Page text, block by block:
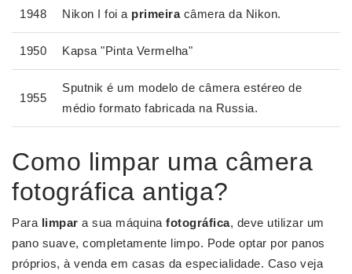
1948 Nikon I foi a primeiracâmera da Nikon.
1950 Kapsa "Pinta Vermelha"
1955
Sputnik é um modelo de câmera estéreo de
médio formato fabricada na Russia.
Como limpar uma câmera
fotográfica antiga?
Para limpar a sua máquina fotográfica, deve utilizar um
pano suave, completamente limpo. Pode optar por panos
próprios, à venda em casas da especialidade. Caso veja